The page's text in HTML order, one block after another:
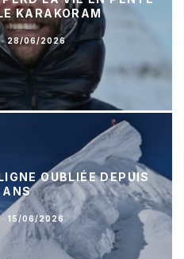
KARAKORAM
· 28/06/2026
OUBLIÉE DEPUIS
· 15/06/2026